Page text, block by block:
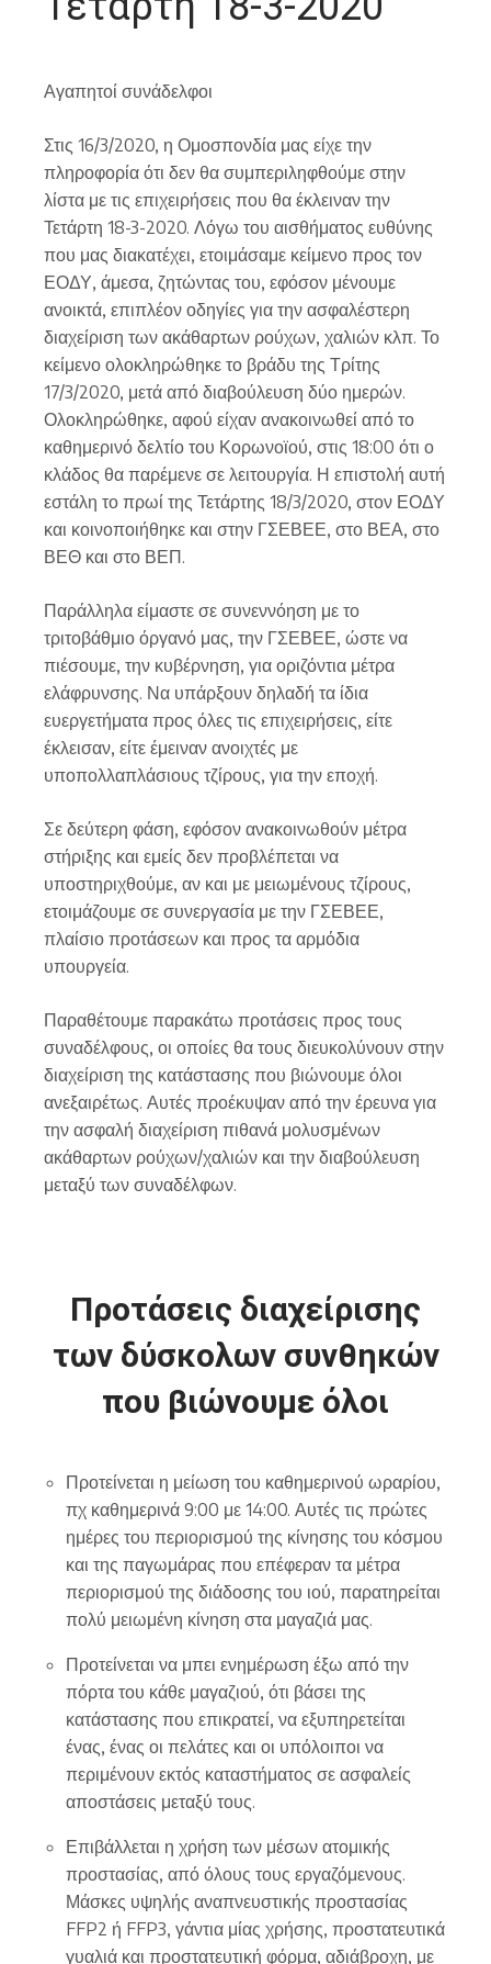
Αγαπητοί συνάδελφοι
Στις 16/3/2020, η Ομοσπονδία μας είχε την
πληροφορία ότι δεν θα συμπεριληφθούμε στην
λίστα με τις επιχειρήσεις που θα έκλειναν την
Τετάρτη 18-3-2020. Λόγω του αισθήματος ευθύνης
που μας διακατέχει, ετοιμάσαμε κείμενο προς τον
ΕΟΔΥ, άμεσα, ζητώντας του, εφόσον μένουμε
ανοικτά, επιπλέον οδηγίες για την ασφαλέστερη
διαχείριση των ακάθαρτων ρούχων, χαλιών κλπ. Το
κείμενο ολοκληρώθηκε το βράδυ της Τρίτης
17/3/2020, μετά από διαβούλευση δύο ημερών.
Ολοκληρώθηκε, αφού είχαν ανακοινωθεί από το
καθημερινό δελτίο του Κορωνοϊού, στις 18:00 ότι ο
κλάδος θα παρέμενε σε λειτουργία. Η επιστολή αυτή
εστάλη το πρωί της Τετάρτης 18/3/2020, στον ΕΟΔΥ
και κοινοποιήθηκε και στην ΓΣΕΒΕΕ, στο ΒΕΑ, στο
ΒΕΘ και στο ΒΕΠ.
Παράλληλα είμαστε σε συνεννόηση με το
τριτοβάθμιο όργανό μας, την ΓΣΕΒΕΕ, ώστε να
πιέσουμε, την κυβέρνηση, για οριζόντια μέτρα
ελάφρυνσης. Να υπάρξουν δηλαδή τα ίδια
ευεργετήματα προς όλες τις επιχειρήσεις, είτε
έκλεισαν, είτε έμειναν ανοιχτές με
υποπολλαπλάσιους τζίρους, για την εποχή.
Σε δεύτερη φάση, εφόσον ανακοινωθούν μέτρα
στήριξης και εμείς δεν προβλέπεται να
υποστηριχθούμε, αν και με μειωμένους τζίρους,
ετοιμάζουμε σε συνεργασία με την ΓΣΕΒΕΕ,
πλαίσιο προτάσεων και προς τα αρμόδια
υπουργεία.
Παραθέτουμε παρακάτω προτάσεις προς τους
συναδέλφους, οι οποίες θα τους διευκολύνουν στην
διαχείριση της κατάστασης που βιώνουμε όλοι
ανεξαιρέτως. Αυτές προέκυψαν από την έρευνα για
την ασφαλή διαχείριση πιθανά μολυσμένων
ακάθαρτων ρούχων/χαλιών και την διαβούλευση
μεταξύ των συναδέλφων.
Προτάσεις διαχείρισης
των δύσκολων συνθηκών
που βιώνουμε όλοι
Προτείνεται η μείωση του καθημερινού ωραρίου,
πχ καθημερινά 9:00 με 14:00. Αυτές τις πρώτες
ημέρες του περιορισμού της κίνησης του κόσμου
και της παγωμάρας που επέφεραν τα μέτρα
περιορισμού της διάδοσης του ιού, παρατηρείται
πολύ μειωμένη κίνηση στα μαγαζιά μας.
Προτείνεται να μπει ενημέρωση έξω από την
πόρτα του κάθε μαγαζιού, ότι βάσει της
κατάστασης που επικρατεί, να εξυπηρετείται
ένας, ένας οι πελάτες και οι υπόλοιποι να
περιμένουν εκτός καταστήματος σε ασφαλείς
αποστάσεις μεταξύ τους.
Επιβάλλεται η χρήση των μέσων ατομικής
προστασίας, από όλους τους εργαζόμενους.
Μάσκες υψηλής αναπνευστικής προστασίας
FFP2 ή FFP3, γάντια μίας χρήσης, προστατευτικά
γυαλιά και προστατευτική φόρμα, αδιάβροχη, με